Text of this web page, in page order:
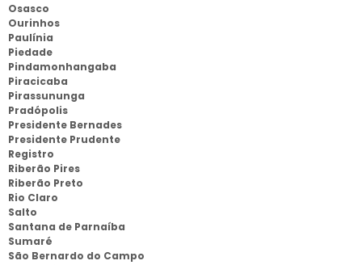
Osasco
Ourinhos
Paulínia
Piedade
Pindamonhangaba
Piracicaba
Pirassununga
Pradópolis
Presidente Bernades
Presidente Prudente
Registro
Riberão Pires
Riberão Preto
Rio Claro
Salto
Santana de Parnaíba
Sumaré
São Bernardo do Campo